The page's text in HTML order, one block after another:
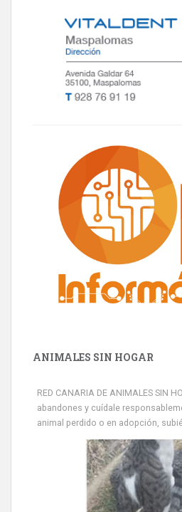
ANIMALES SIN HOGAR
RED CANARIA DE ANIMALES SIN
abandones y cuídale
animal perdido o en adopción,